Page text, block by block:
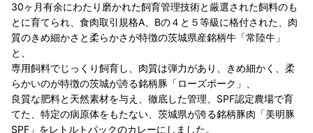
30ヶ月有余にわたり磨かれた飼育管理技術と厳選された飼料のも
とに育てられ、食肉取引規格A、Bの４と５等級に格付された、肉
質のきめ細かさと柔らかさが特徴の茨城県産銘柄牛「常陸牛」
と、
専用飼料でじっくり飼育し、肉質は弾力があり、きめ細かく、柔
らかいのが特徴の茨城が誇る銘柄豚「ローズポーク」、
良質な肥料と天然素材を与え、徹底した管理、SPF認定農場で育
てた、特定の病原体をもたない、茨城県が誇る銘柄豚肉「美明豚
SPF」をレトルトパックのカレーにしました。